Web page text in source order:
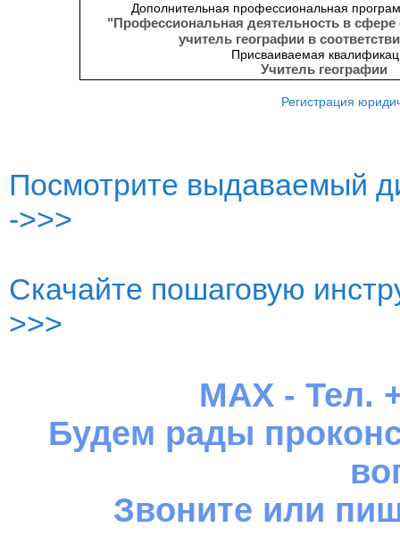
Дополнительная профессиональная
"Профессиональная деятельность в сфере
учитель географии в
Присваиваемая
Учитель географии
Регистрация
Посмотрите выдаваемый
->>>
Скачайте пошаговую
>>>
MAX - Тел.
Будем рады
Звоните или